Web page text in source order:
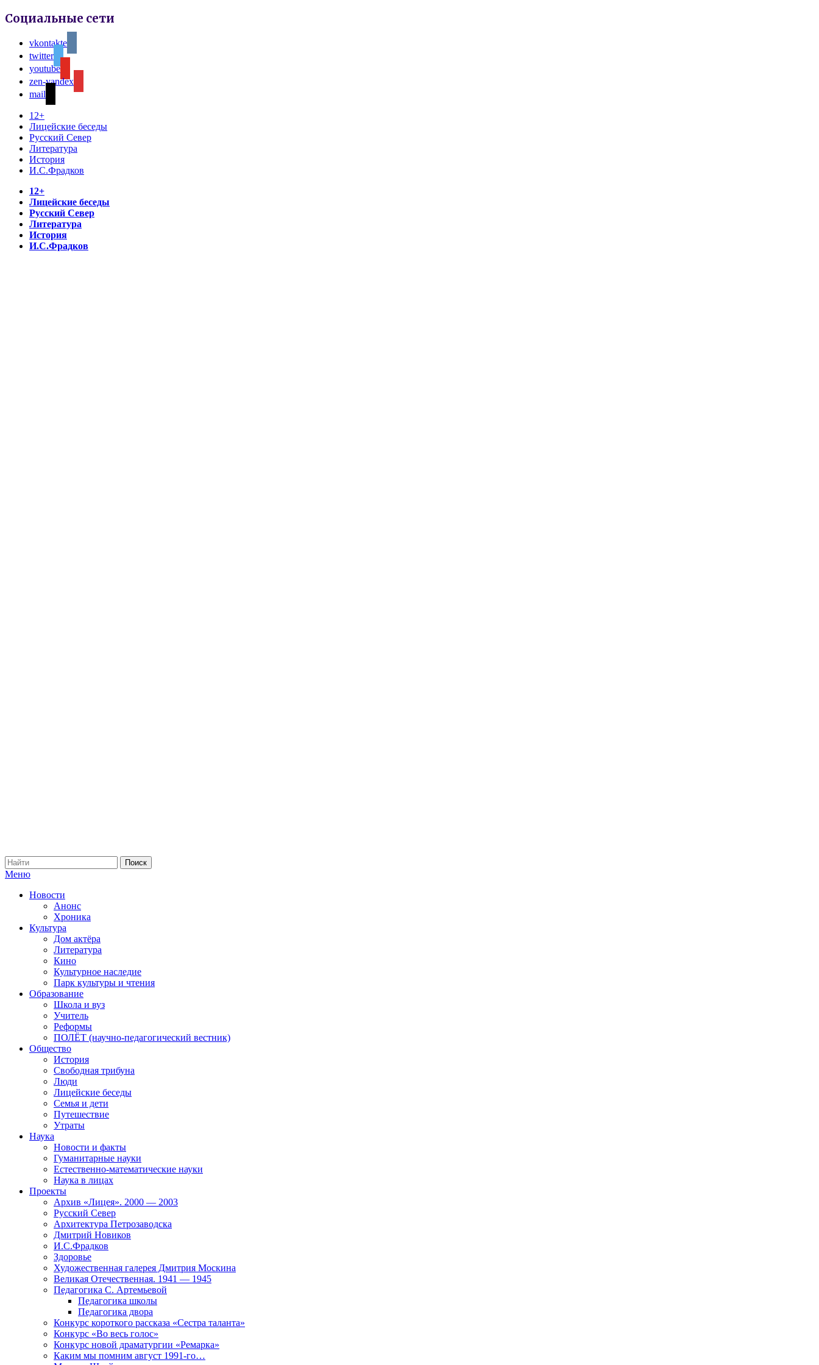
Социальные сети
vkontakte
twitter
youtube
zen-yandex
mail
12+
Лицейские беседы
Русский Север
Литература
История
И.С.Фрадков
12+
Лицейские беседы
Русский Север
Литература
История
И.С.Фрадков
Меню
Новости
Анонс
Хроника
Культура
Дом актёра
Литература
Кино
Культурное наследие
Парк культуры и чтения
Образование
Школа и вуз
Учитель
Реформы
ПОЛЁТ (научно-педагогический вестник)
Общество
История
Свободная трибуна
Люди
Лицейские беседы
Семья и дети
Путешествие
Утраты
Наука
Новости и факты
Гуманитарные науки
Естественно-математические науки
Наука в лицах
Проекты
Архив «Лицея». 2000 — 2003
Русский Север
Архитектура Петрозаводска
Дмитрий Новиков
И.С.Фрадков
Здоровье
Художественная галерея Дмитрия Москина
Великая Отечественная. 1941 — 1945
Педагогика С. Артемьевой
Педагогика школы
Педагогика двора
Конкурс короткого рассказа «Сестра таланта»
Конкурс «Во весь голос»
Конкурс новой драматургии «Ремарка»
Каким мы помним август 1991-го…